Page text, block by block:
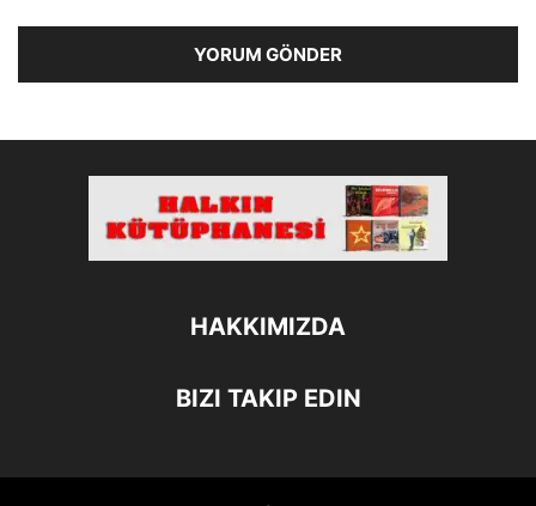
HAKKIMIZDA
BIZI TAKIP EDIN